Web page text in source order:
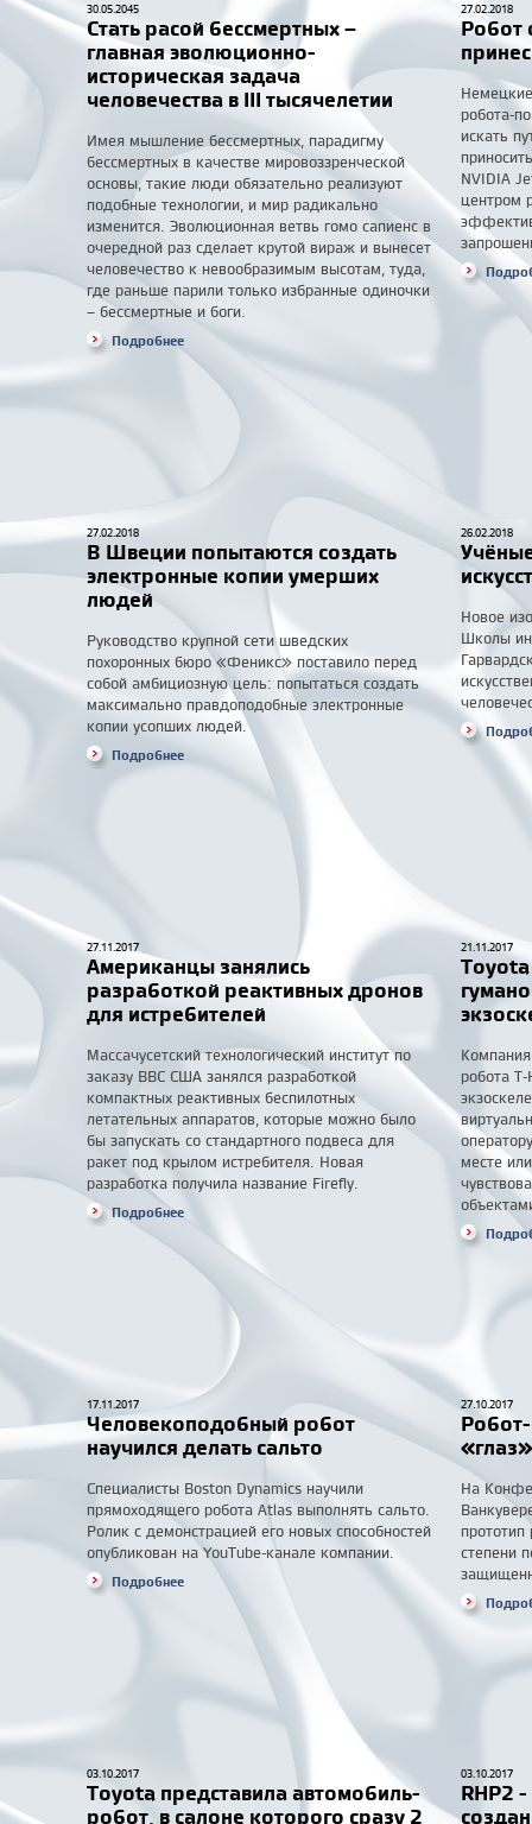
30.05.2045
Стать расой бессмертных –
главная эволюционно-
историческая задача
человечества в III тысячелетии
Имея мышление бессмертных, парадигму
бессмертных в качестве мировоззренческой
основы, такие люди обязательно реализуют
подобные технологии, и мир радикально
изменится. Эволюционная ветвь гомо сапиенс в
очередной раз сделает крутой вираж и вынесет
человечество к невообразимым высотам, туда,
где раньше парили только избранные одиночки
– бессмертные и боги.
Подробнее
27.02.2018
Робот
робота-
искать
NVIDIA
центром
27.02.2018
В Швеции попытаются создать
электронные копии умерших
людей
Руководство крупной сети шведских
похоронных бюро «Феникс» поставило перед
собой амбициозную цель: попытаться создать
максимально правдоподобные электронные
копии усопших людей.
Подробнее
26.02.2018
Новое
Школы
27.11.2017
Американцы занялись
разработкой реактивных дронов
для истребителей
Массачусетский технологический институт по
заказу ВВС США занялся разработкой
компактных реактивных беспилотных
летательных аппаратов, которые можно было
бы запускать со стандартного подвеса для
ракет под крылом истребителя. Новая
разработка получила название Firefly.
Подробнее
21.11.2017
робота
месте
17.11.2017
Человекоподобный робот
научился делать сальто
Специалисты Boston Dynamics научили
прямоходящего робота Atlas выполнять сальто.
Ролик с демонстрацией его новых способностей
опубликован на YouTube-канале компании.
Подробнее
27.10.2017
На
степени
03.10.2017
Toyota представила автомобиль-
робот, в салоне которого сразу 2
03.10.2017
RHP2